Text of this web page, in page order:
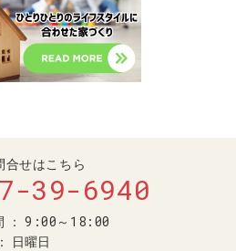
合せはこちら
39-6940
9:00～18:00
日曜日